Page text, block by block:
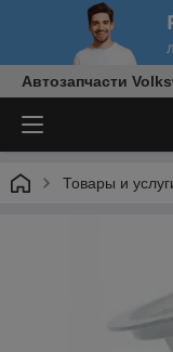
Автозапчасти
Товары и